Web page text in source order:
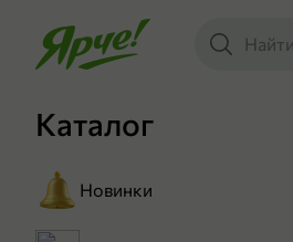
Каталог
Новинки